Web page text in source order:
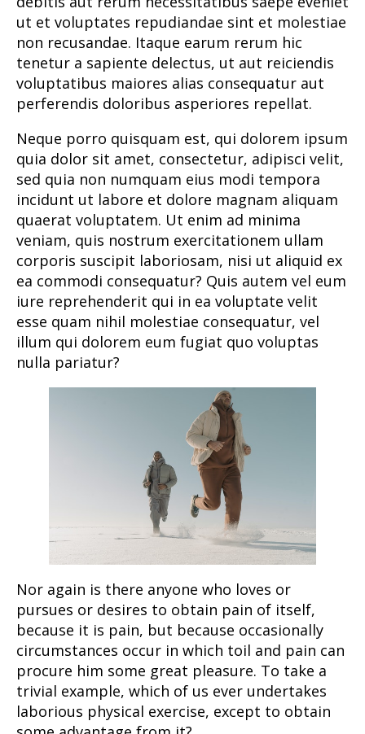
ut et voluptates repudiandae sint et molestiae
non recusandae. Itaque earum rerum hic
tenetur a sapiente delectus, ut aut reiciendis
voluptatibus maiores alias consequatur aut
perferendis doloribus asperiores repellat.
Neque porro quisquam est, qui dolorem ipsum
quia dolor sit amet, consectetur, adipisci velit,
sed quia non numquam eius modi tempora
incidunt ut labore et dolore magnam aliquam
quaerat voluptatem. Ut enim ad minima
veniam, quis nostrum exercitationem ullam
corporis suscipit laboriosam, nisi ut aliquid ex
ea commodi consequatur? Quis autem vel eum
iure reprehenderit qui in ea voluptate velit
esse quam nihil molestiae consequatur, vel
illum qui dolorem eum fugiat quo voluptas
nulla pariatur?
Nor again is there anyone who loves or
pursues or desires to obtain pain of itself,
because it is pain, but because occasionally
circumstances occur in which toil and pain can
procure him some great pleasure. To take a
trivial example, which of us ever undertakes
laborious physical exercise, except to obtain